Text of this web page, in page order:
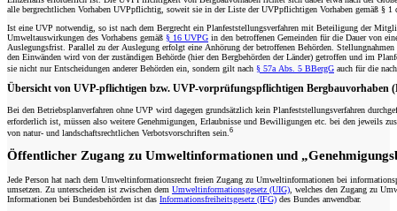
alle bergrechtlichen Vorhaben UVP­pflichtig, soweit sie in der Liste der UVP­pflichtigen Vorhaben gemäß §
Ist eine UVP notwendig, so ist nach dem Bergrecht ein Planfeststellungsverfahren mit Beteiligung der
Umweltauswirkungen des Vorhabens gemäß § 16 UVPG in den betroffenen Gemeinden für die Dauer von
Auslegungsfrist. Parallel zu der Auslegung erfolgt eine Anhörung der betroffenen Behörden.
den Einwänden wird von der zuständigen Behörde (hier den Bergbehörden der Länder) getroffen und im
sie nicht nur Entscheidungen anderer Behörden ein, sondern gilt nach § 57a Abs. 5 BBergG auch für die
Übersicht von UVP-pflichtigen bzw. UVP-vorprüfungspflichtigen Bergbauvorhaben
Bei den Betriebsplanverfahren ohne UVP wird dagegen grundsätzlich kein Planfeststellungsverfahren
erforderlich ist, müssen also weitere Genehmigungen, Erlaubnisse und Bewilligungen etc. bei den jeweils
von natur-­ und landschaftsrechtlichen Verbotsvorschriften sein. 6
Öffentlicher Zugang zu Umweltinformationen und
Jede Person hat nach dem Umweltinformationsrecht freien Zugang zu Umweltinformationen bei
umsetzen. Zu unterscheiden ist zwischen dem Umweltinformationsgesetz (UIG) , welches den Zugang zu
Informationen bei Bundesbehörden ist das Informationsfreiheitsgesetz (IFG) des Bundes anwendbar.